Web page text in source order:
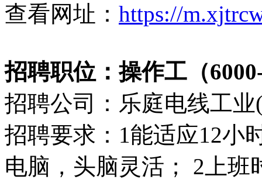
查看网址： https://
招聘职位：操作工（
招聘公司：乐庭电线工
招聘要求：1能适应12小
电脑，头脑灵活； 2上班